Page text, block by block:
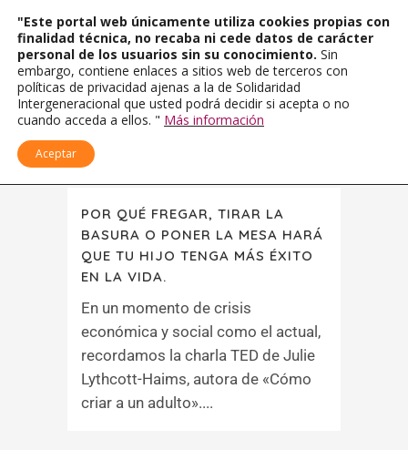
POR QUÉ FREGAR, TIRAR LA
BASURA O PONER LA MESA HARÁ
QUE TU HIJO TENGA MÁS ÉXITO
EN LA VIDA.
En un momento de crisis
económica y social como el actual,
recordamos la charla TED de Julie
Lythcott-Haims, autora de «Cómo
criar a un adulto»....
"Este portal web únicamente utiliza cookies propias con
finalidad técnica, no recaba ni cede datos de carácter
personal de los usuarios sin su conocimiento. Sin
embargo, contiene enlaces a sitios web de terceros con
políticas de privacidad ajenas a la de Solidaridad
Intergeneracional que usted podrá decidir si acepta o no
cuando acceda a ellos. " Más información
Aceptar